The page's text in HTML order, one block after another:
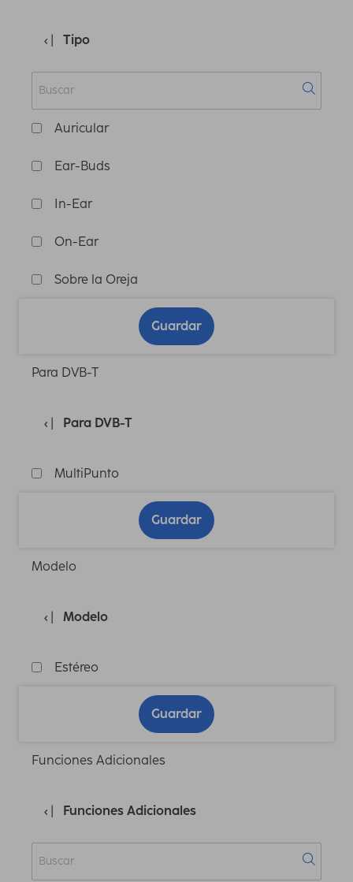
Tipo
Auricular
Ear-Buds
In-Ear
On-Ear
Sobre la Oreja
Guardar
Para DVB-T
Para DVB-T
MultiPunto
Guardar
Modelo
Modelo
Estéreo
Guardar
Funciones Adicionales
Funciones Adicionales